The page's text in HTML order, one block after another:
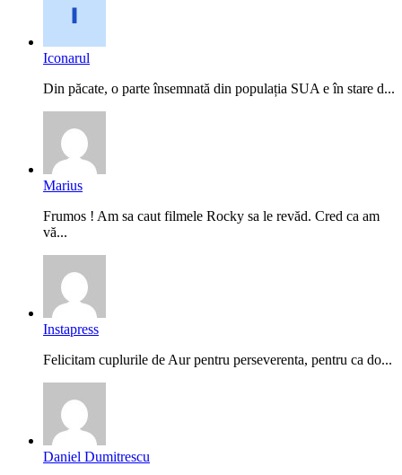
Iconarul
Din păcate, o parte însemnată din populația SUA e în stare d...
Marius
Frumos ! Am sa caut filmele Rocky sa le revăd. Cred ca am
vă...
Instapress
Felicitam cuplurile de Aur pentru perseverenta, pentru ca do...
Daniel Dumitrescu